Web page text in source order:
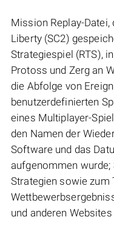
Mission Replay-
Liberty (SC2)
Strategiespiel (RTS),
Protoss und Zerg an
die Abfolge von
benutzerdefinierten
eines Multiplayer-
den Namen der
Software und das
aufgenommen wurde;
Strategien sowie zum
und anderen